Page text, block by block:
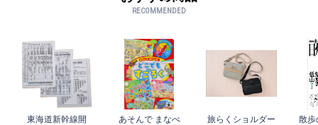
RECOMMENDED
東海道新幹線開
あそんで まなべ
旅らくショルダー
散歩